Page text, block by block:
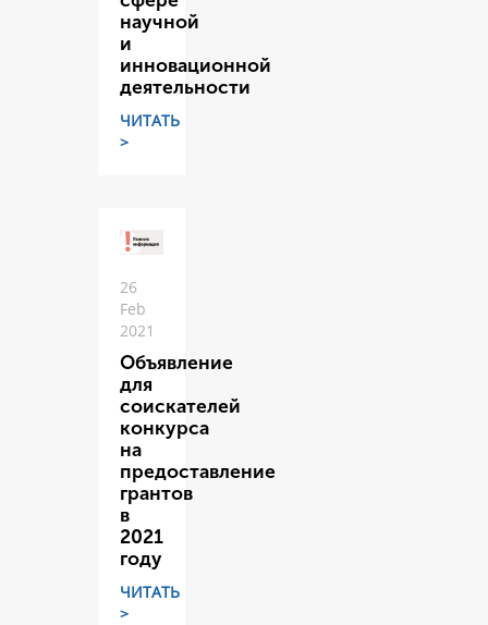
научной
и
инновационной
деятельности
ЧИТАТЬ
>
26
Feb
2021
Объявление
для
соискателей
конкурса
на
предоставление
грантов
в
2021
году
ЧИТАТЬ
>